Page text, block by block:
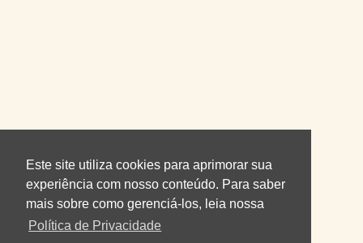
Este site utiliza cookies para aprimorar sua
experiência com nosso conteúdo. Para saber
mais sobre como gerenciá-los, leia nossa
Política de Privacidade